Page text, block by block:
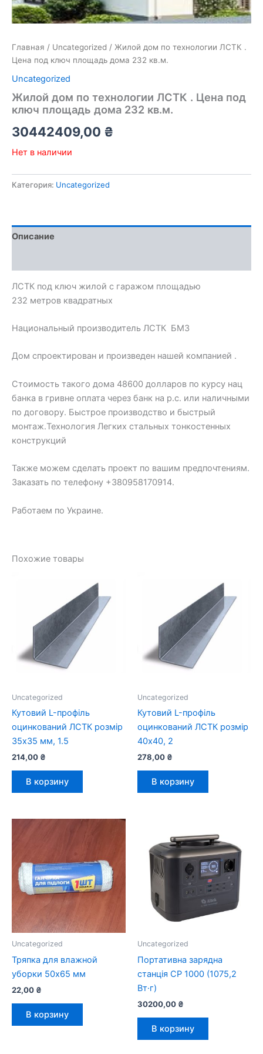
Главная / Uncategorized / Жилой дом по технологии ЛСТК .
Цена под ключ площадь дома 232 кв.м.
Uncategorized
Жилой дом по технологии ЛСТК . Цена под
ключ площадь дома 232 кв.м.
30442409,00 ₴
Нет в наличии
Категория: Uncategorized
Описание
ЛСТК под ключ жилой с гаражом площадью
232 метров квадратных
Национальный производитель ЛСТК БМЗ
Дом спроектирован и произведен нашей компанией .
Стоимость такого дома 48600 долларов по курсу нац
банка в гривне оплата через банк на р.с. или наличными
по договору. Быстрое производство и быстрый
монтаж.Технология Легких стальных тонкостенных
конструкций
Также можем сделать проект по вашим предпочтениям.
Заказать по телефону +380958170914.
Работаем по Украине.
Похожие товары
Uncategorized
Кутовий L-профіль
оцинкований ЛСТК розмір
35х35 мм, 1.5
214,00 ₴
В корзину
Uncategorized
Кутовий L-профіль
оцинкований ЛСТК розмір
40х40, 2
278,00 ₴
В корзину
Uncategorized
Тряпка для влажной
уборки 50х65 мм
22,00 ₴
В корзину
Uncategorized
Портативна зарядна
станція CP 1000 (1075,2
Вт·г)
30200,00 ₴
В корзину